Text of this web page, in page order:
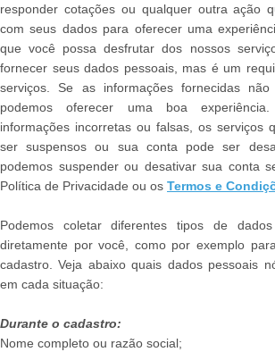
responder cotações ou qualquer outra ação
com seus dados para oferecer uma
que você possa desfrutar dos nossos
fornecer seus dados pessoais, mas é um
serviços. Se as informações fornecidas
podemos oferecer uma boa
informações incorretas ou falsas, os serviços
ser suspensos ou sua conta pode ser
podemos suspender ou desativar sua conta
Política de Privacidade ou os Termos e
Podemos coletar diferentes tipos de
diretamente por você, como por exemplo
cadastro. Veja abaixo quais dados pessoais
em cada situação:
Durante o cadastro:
Nome completo ou razão social;